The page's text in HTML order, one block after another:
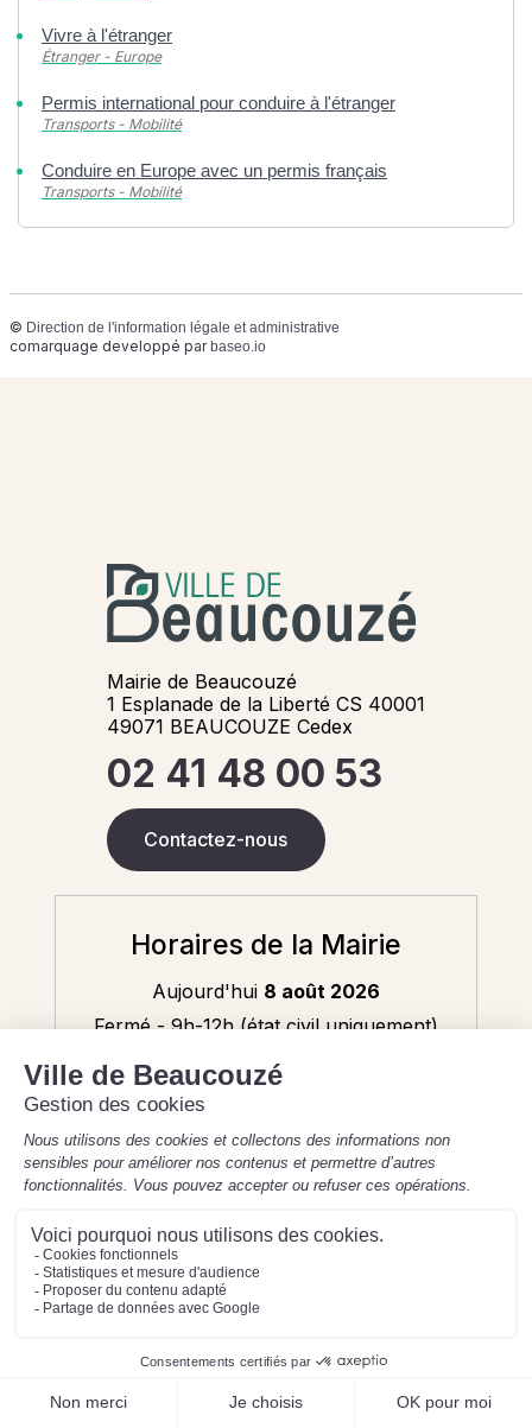
Vivre à l'étranger
Étranger - Europe
Permis international pour conduire à l'étranger
Transports - Mobilité
Conduire en Europe avec un permis français
Transports - Mobilité
© Direction de l'information légale et administrative
comarquage developpé par baseo.io
Mairie de Beaucouzé
1 Esplanade de la Liberté CS 40001
49071 BEAUCOUZE Cedex
02 41 48 00 53
Contactez-nous
Horaires de la Mairie
Aujourd'hui 8 août 2026
Fermé - 9h-12h (état civil uniquement)